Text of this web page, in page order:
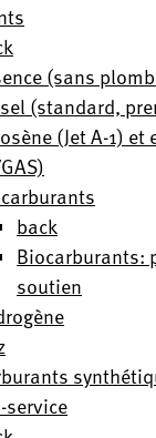
(sans
(standard,
(Jet A-1)
back
Biocarburants:
soutien